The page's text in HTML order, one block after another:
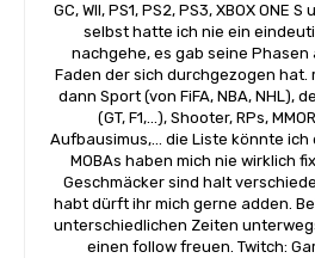
GC, WII, PS1, PS2, PS3, XBOX ONE
selbst hatte ich nie ein
nachgehe, es gab seine
Faden der sich durchgezogen hat.
dann Sport (von FiFA, NBA, NHL),
(GT, F1,...), Shooter, RPs,
Aufbausimus,... die Liste könnte
MOBAs haben mich nie wirklich
Geschmäcker sind halt
habt dürft ihr mich gerne adden.
unterschiedlichen Zeiten
einen follow freuen. Twitch: